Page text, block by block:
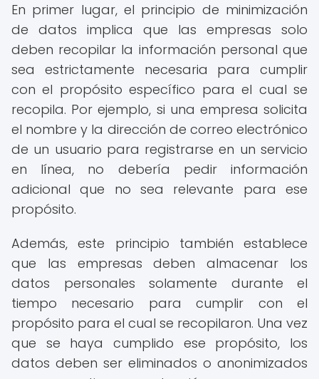
En primer lugar, el principio de minimización
de datos implica que las empresas solo
deben recopilar la información personal que
sea estrictamente necesaria para cumplir
con el propósito específico para el cual se
recopila. Por ejemplo, si una empresa solicita
el nombre y la dirección de correo electrónico
de un usuario para registrarse en un servicio
en línea, no debería pedir información
adicional que no sea relevante para ese
propósito.
Además, este principio también establece
que las empresas deben almacenar los
datos personales solamente durante el
tiempo necesario para cumplir con el
propósito para el cual se recopilaron. Una vez
que se haya cumplido ese propósito, los
datos deben ser eliminados o anonimizados